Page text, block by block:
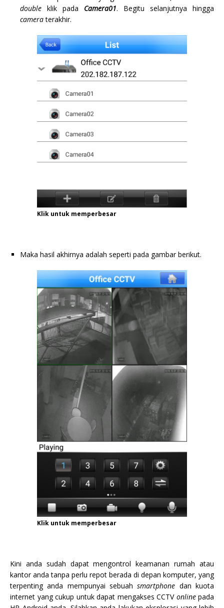
double klik pada Camera01. Begitu selanjutnya hingga
cameraterakhir.
Klik untuk memperbesar
Maka hasil akhirnya adalah seperti pada gambar berikut.
Klik untuk memperbesar
Kini anda sudah dapat mengontrol keamanan rumah atau
kantor anda tanpa perlu repot berada di depan komputer, yang
terpenting anda mempunyai sebuahsmartphone dan kuota
internet yang cukup untuk dapat mengakses CCTV onlinepada